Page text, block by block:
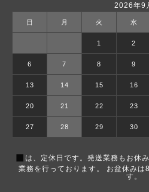
2026年9
日 月 火 水
1 2
6 7 8 9
13 14 15 16
20 21 22 23
27 28 29 30
■ は、定休日です。発送業務もお休
業務を行っております。 お盆休みは
す。